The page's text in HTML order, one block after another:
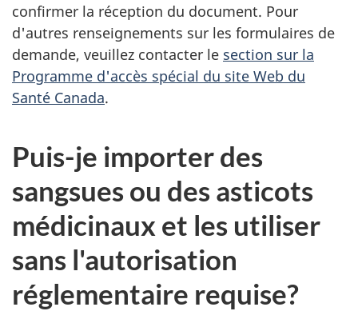
confirmer la réception du document. Pour
d'autres renseignements sur les formulaires de
demande, veuillez contacter le section sur la
Programme d'accès spécial du site Web du
Santé Canada.
Puis-je importer des
sangsues ou des asticots
médicinaux et les utiliser
sans l'autorisation
réglementaire requise?